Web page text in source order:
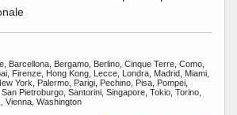
Barcellona, Bergamo, Berlino, Cinque Terre, Como,
Firenze, Hong Kong, Lecce, Londra, Madrid, Miami,
York, Palermo, Parigi, Pechino, Pisa, Pompei,
Pietroburgo, Santorini, Singapore, Tokio, Torino,
Vienna, Washington